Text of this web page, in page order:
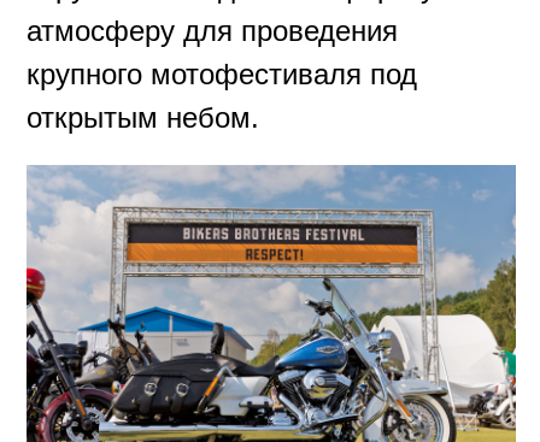
Рок‑музыка звучит на протяжении
всех двух дней мотофестиваля.
Насыщенная рок-программа
дополняется интерактивами от
ведущих, спортивными
состязаниями, конкурсами и шоу.
За годы существования BBFest на
его сцене выступили более ста рок
и рокабилли коллективов со всего
мира.
РОК-ФЕСТИВАЛЬ